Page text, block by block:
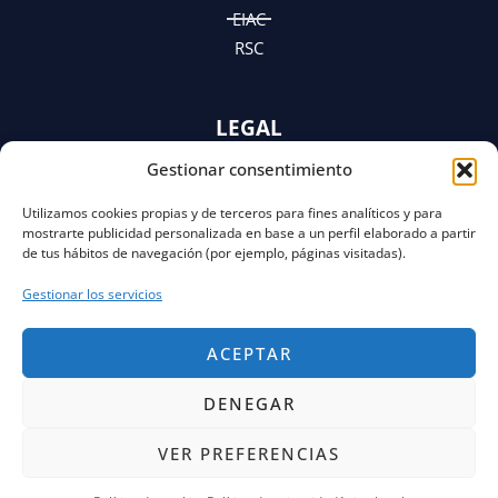
Gestionar consentimiento
Utilizamos cookies propias y de terceros para fines analíticos y para
mostrarte publicidad personalizada en base a un perfil elaborado a partir
de tus hábitos de navegación (por ejemplo, páginas visitadas).
Gestionar los servicios
ACEPTAR
DENEGAR
VER PREFERENCIAS
EIAC
RSC
LEGAL
AVISO LEGAL
Y AVISO DE PRIVACIDAD
POLÍTICA DE COOKIES